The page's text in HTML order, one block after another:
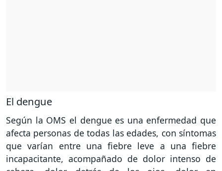
El dengue
Según la OMS el dengue es una enfermedad que
afecta personas de todas las edades, con síntomas
que varían entre una fiebre leve a una fiebre
incapacitante, acompañado de dolor intenso de